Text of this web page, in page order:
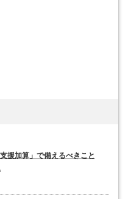
援加算」で備えるべきこと